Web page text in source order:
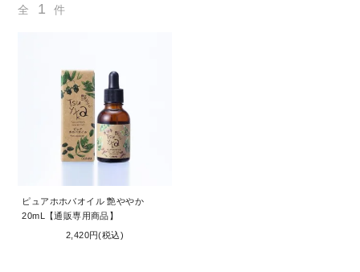
スキンケア
ショップガイド
ギフト対応について
全 1 件
ピュアホホバオイル 艶ややか
20mL【通販専用商品】
2,420円(税込)